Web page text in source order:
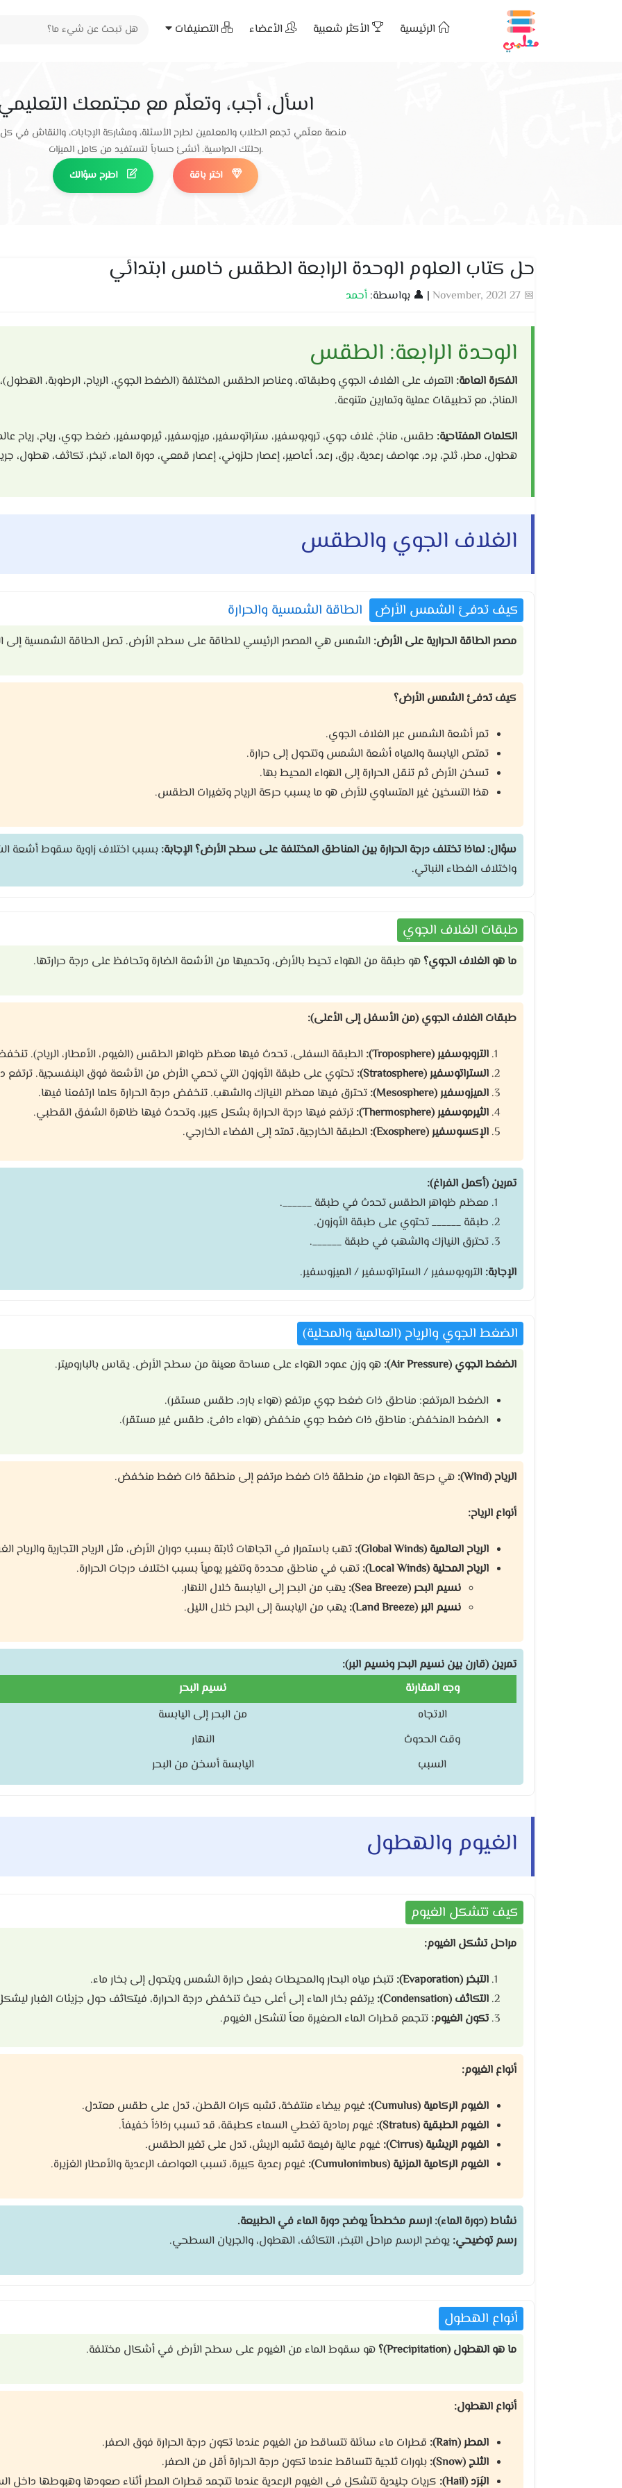
الرئيسية الأكثر شعبية الأعضاء التصنيفات
اسأل، أجب، وتعلّم مع مجتمعك
منصة معلّمي تجمع الطلاب والمعلمين لطرح الأسئلة، ومشاركة الإجابات، والنقاش في
رحلتك الدراسية. أنشئ حساباً لتستفيد من كامل الميزات.
اطرح سؤالك
اختر باقة
حل كتاب العلوم الوحدة الرابعة الطقس خامس ابتدائي
📅 27 November, 2021 | 👤 بواسطة: أحمد
الوحدة الرابعة: الطقس
الفكرة العامة: التعرف على الغلاف الجوي وطبقاته، وعناصر الطقس المختلفة (الضغط الجوي، الرياح، الرطوبة،
المناخ، مع تطبيقات عملية وتمارين متنوعة.
الكلمات المفتاحية: طقس، مناخ، غلاف جوي، تروبوسفير، ستراتوسفير، ميزوسفير، ثيرموسفير، ضغط جوي، رياح، رياح
هطول، مطر، ثلج، برد، عواصف رعدية، برق، رعد، أعاصير، إعصار حلزوني، إعصار قمعي، دورة الماء، تبخر، تكاثف،
الغلاف الجوي والطقس
كيف تدفئ الشمس الأرض الطاقة الشمسية والحرارة
مصدر الطاقة الحرارية على الأرض: الشمس هي المصدر الرئيسي للطاقة على سطح الأرض. تصل الطاقة الشمسية إلى
كيف تدفئ الشمس الأرض؟
تمر أشعة الشمس عبر الغلاف الجوي.
تمتص اليابسة والمياه أشعة الشمس وتتحول إلى حرارة.
تسخن الأرض ثم تنقل الحرارة إلى الهواء المحيط بها.
هذا التسخين غير المتساوي للأرض هو ما يسبب حركة الرياح وتغيرات الطقس.
سؤال: لماذا تختلف درجة الحرارة بين المناطق المختلفة على سطح الأرض؟الإجابة: بسبب اختلاف زاوية سقوط أشعة
واختلاف الغطاء النباتي.
طبقات الغلاف الجوي
ما هو الغلاف الجوي؟هو طبقة من الهواء تحيط بالأرض، وتحميها من الأشعة الضارة وتحافظ على درجة حرارتها.
طبقات الغلاف الجوي (من الأسفل إلى الأعلى):
التروبوسفير (Troposphere):
الطبقة السفلى، تحدث فيها معظم ظواهر الطقس (الغيوم، الأمطار، الرياح). تنخفض
الستراتوسفير (Stratosphere):
تحتوي على طبقة الأوزون التي تحمي الأرض من الأشعة فوق البنفسجية. ترتفع
الميزوسفير (Mesosphere):
تحترق فيها معظم النيازك والشهب. تنخفض درجة الحرارة كلما ارتفعنا فيها.
الثيرموسفير (Thermosphere):
ترتفع فيها درجة الحرارة بشكل كبير، وتحدث فيها ظاهرة الشفق القطبي.
الإكسوسفير (Exosphere):
الطبقة الخارجية، تمتد إلى الفضاء الخارجي.
تمرين (أكمل الفراغ):
معظم ظواهر الطقس تحدث في طبقة ______.
طبقة ______ تحتوي على طبقة الأوزون.
تحترق النيازك والشهب في طبقة ______.
الإجابة: التروبوسفير / الستراتوسفير / الميزوسفير.
الضغط الجوي والرياح (العالمية والمحلية)
الضغط الجوي (Air Pressure): هو وزن عمود الهواء على مساحة معينة من سطح الأرض. يقاس بالباروميتر.
الضغط المرتفع: مناطق ذات ضغط جوي مرتفع (هواء بارد، طقس مستقر).
الضغط المنخفض: مناطق ذات ضغط جوي منخفض (هواء دافئ، طقس غير مستقر).
الرياح (Wind): هي حركة الهواء من منطقة ذات ضغط مرتفع إلى منطقة ذات ضغط منخفض.
أنواع الرياح:
الرياح العالمية (Global Winds):
تهب باستمرار في اتجاهات ثابتة بسبب دوران الأرض، مثل الرياح التجارية والرياح
الرياح المحلية (Local Winds):
تهب في مناطق محددة وتتغير يومياً بسبب اختلاف درجات الحرارة.
نسيم البحر (Sea Breeze):
يهب من البحر إلى اليابسة خلال النهار.
نسيم البر (Land Breeze):
يهب من اليابسة إلى البحر خلال الليل.
تمرين (قارن بين نسيم البحر ونسيم البر):
وجه المقارنة
نسيم البحر
الاتجاه
من البحر إلى اليابسة
وقت الحدوث
النهار
السبب
اليابسة أسخن من البحر
الغيوم والهطول
كيف تتشكل الغيوم
مراحل تشكل الغيوم:
التبخر (Evaporation):
تتبخر مياه البحار والمحيطات بفعل حرارة الشمس ويتحول إلى بخار ماء.
التكاثف (Condensation):
يرتفع بخار الماء إلى أعلى حيث تنخفض درجة الحرارة، فيتكاثف حول جزيئات الغبار
تكون الغيوم: تتجمع قطرات الماء الصغيرة معاً لتشكل الغيوم.
أنواع الغيوم:
الغيوم الركامية (Cumulus):
غيوم بيضاء منتفخة، تشبه كرات القطن، تدل على طقس معتدل.
الغيوم الطبقية (Stratus):
غيوم رمادية تغطي السماء كطبقة، قد تسبب رذاذاً خفيفاً.
الغيوم الريشية (Cirrus):
غيوم عالية رفيعة تشبه الريش، تدل على تغير الطقس.
الغيوم الركامية المزنية (Cumulonimbus):
غيوم رعدية كبيرة، تسبب العواصف الرعدية والأمطار الغزيرة.
نشاط (دورة الماء): ارسم مخططاً يوضح دورة الماء في الطبيعة.
رسم توضيحي: يوضح الرسم مراحل التبخر، التكاثف، الهطول، والجريان السطحي.
أنواع الهطول
ما هو الهطول (Precipitation)؟ هو سقوط الماء من الغيوم على سطح الأرض في أشكال مختلفة.
أنواع الهطول:
المطر (Rain):
قطرات ماء سائلة تتساقط من الغيوم عندما تكون درجة الحرارة فوق الصفر.
الثلج (Snow):
بلورات ثلجية تتساقط عندما تكون درجة الحرارة أقل من الصفر.
البَرَد (Hail):
كريات جليدية تتشكل في الغيوم الرعدية عندما تتجمد قطرات المطر أثناء صعودها وهبوطها داخل